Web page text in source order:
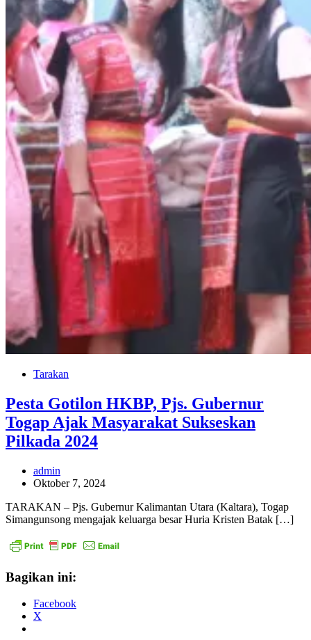
Tarakan
Pesta Gotilon HKBP, Pjs. Gubernur
Togap Ajak Masyarakat Sukseskan
Pilkada 2024
admin
Oktober 7, 2024
TARAKAN – Pjs. Gubernur Kalimantan Utara (Kaltara), Togap
Simangunsong mengajak keluarga besar Huria Kristen Batak […]
Bagikan ini:
Facebook
X